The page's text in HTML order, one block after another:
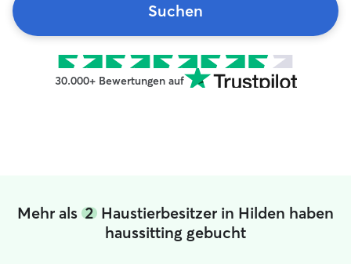
Suchen
30.000+ Bewertungen auf
Mehr als 2 Haustierbesitzer in Hilden haben
haussitting gebucht